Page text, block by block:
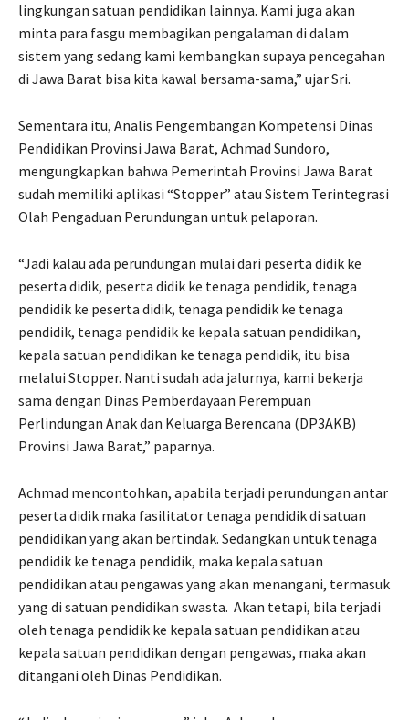
lingkungan satuan pendidikan lainnya. Kami juga akan
minta para fasgu membagikan pengalaman di dalam
sistem yang sedang kami kembangkan supaya pencegahan
di Jawa Barat bisa kita kawal bersama-sama,” ujar Sri.
Sementara itu, Analis Pengembangan Kompetensi Dinas
Pendidikan Provinsi Jawa Barat, Achmad Sundoro,
mengungkapkan bahwa Pemerintah Provinsi Jawa Barat
sudah memiliki aplikasi “Stopper” atau Sistem Terintegrasi
Olah Pengaduan Perundungan untuk pelaporan.
“Jadi kalau ada perundungan mulai dari peserta didik ke
peserta didik, peserta didik ke tenaga pendidik, tenaga
pendidik ke peserta didik, tenaga pendidik ke tenaga
pendidik, tenaga pendidik ke kepala satuan pendidikan,
kepala satuan pendidikan ke tenaga pendidik, itu bisa
melalui Stopper. Nanti sudah ada jalurnya, kami bekerja
sama dengan Dinas Pemberdayaan Perempuan
Perlindungan Anak dan Keluarga Berencana (DP3AKB)
Provinsi Jawa Barat,” paparnya.
Achmad mencontohkan, apabila terjadi perundungan antar
peserta didik maka fasilitator tenaga pendidik di satuan
pendidikan yang akan bertindak. Sedangkan untuk tenaga
pendidik ke tenaga pendidik, maka kepala satuan
pendidikan atau pengawas yang akan menangani, termasuk
yang di satuan pendidikan swasta. Akan tetapi, bila terjadi
oleh tenaga pendidik ke kepala satuan pendidikan atau
kepala satuan pendidikan dengan pengawas, maka akan
ditangani oleh Dinas Pendidikan.